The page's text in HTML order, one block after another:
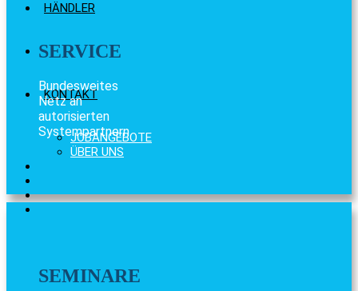
HÄNDLER
KONTAKT
JOBANGEBOTE
ÜBER UNS
SERVICE
Bundesweites
Netz an
autorisierten
Systempartnern
SEMINARE